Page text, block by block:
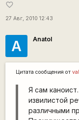
favorite_border
27 Авг, 2010 12:43
A Anatol
Цитата сообщения от
Я сам
извилистой
различными